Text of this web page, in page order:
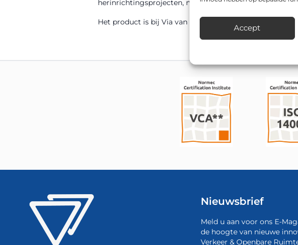
Accept
herinrichtingsprojecten, nieuwbouwwijken en op
Het product is bij Via van Dalen uit voorraad
Nieuwsbrief
Meld u aan voor ons E-
de hoogte van nieuwe
Verkeer & Openbare